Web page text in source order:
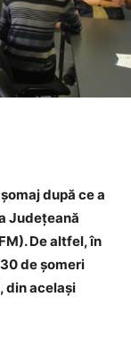
după ce a
Judeţeană
De altfel, în
de şomeri
din acelaşi